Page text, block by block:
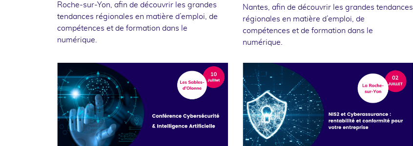
Roche-sur-Yon, afin de découvrir les grandes
tendances régionales en matière d’emploi, de
compétences et de formation dans le
numérique.
Nantes, afin de découvrir les grandes tendances
régionales en matière d’emploi, de
compétences et de formation dans le
numérique.